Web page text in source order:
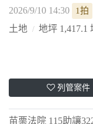
2026/9/10 14:30 1拍
土地 地坪 1,417.1
列管案件
苗栗法院 115助讓